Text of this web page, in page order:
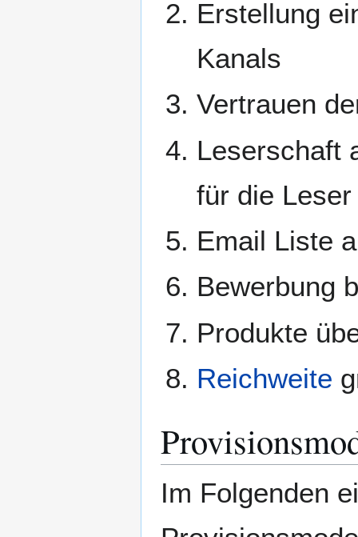
Erstellung
Kanals
Vertrauen
Leserschaft
für die
Email Liste
Bewerbung
Produkte
Reichweite
Im Folgenden